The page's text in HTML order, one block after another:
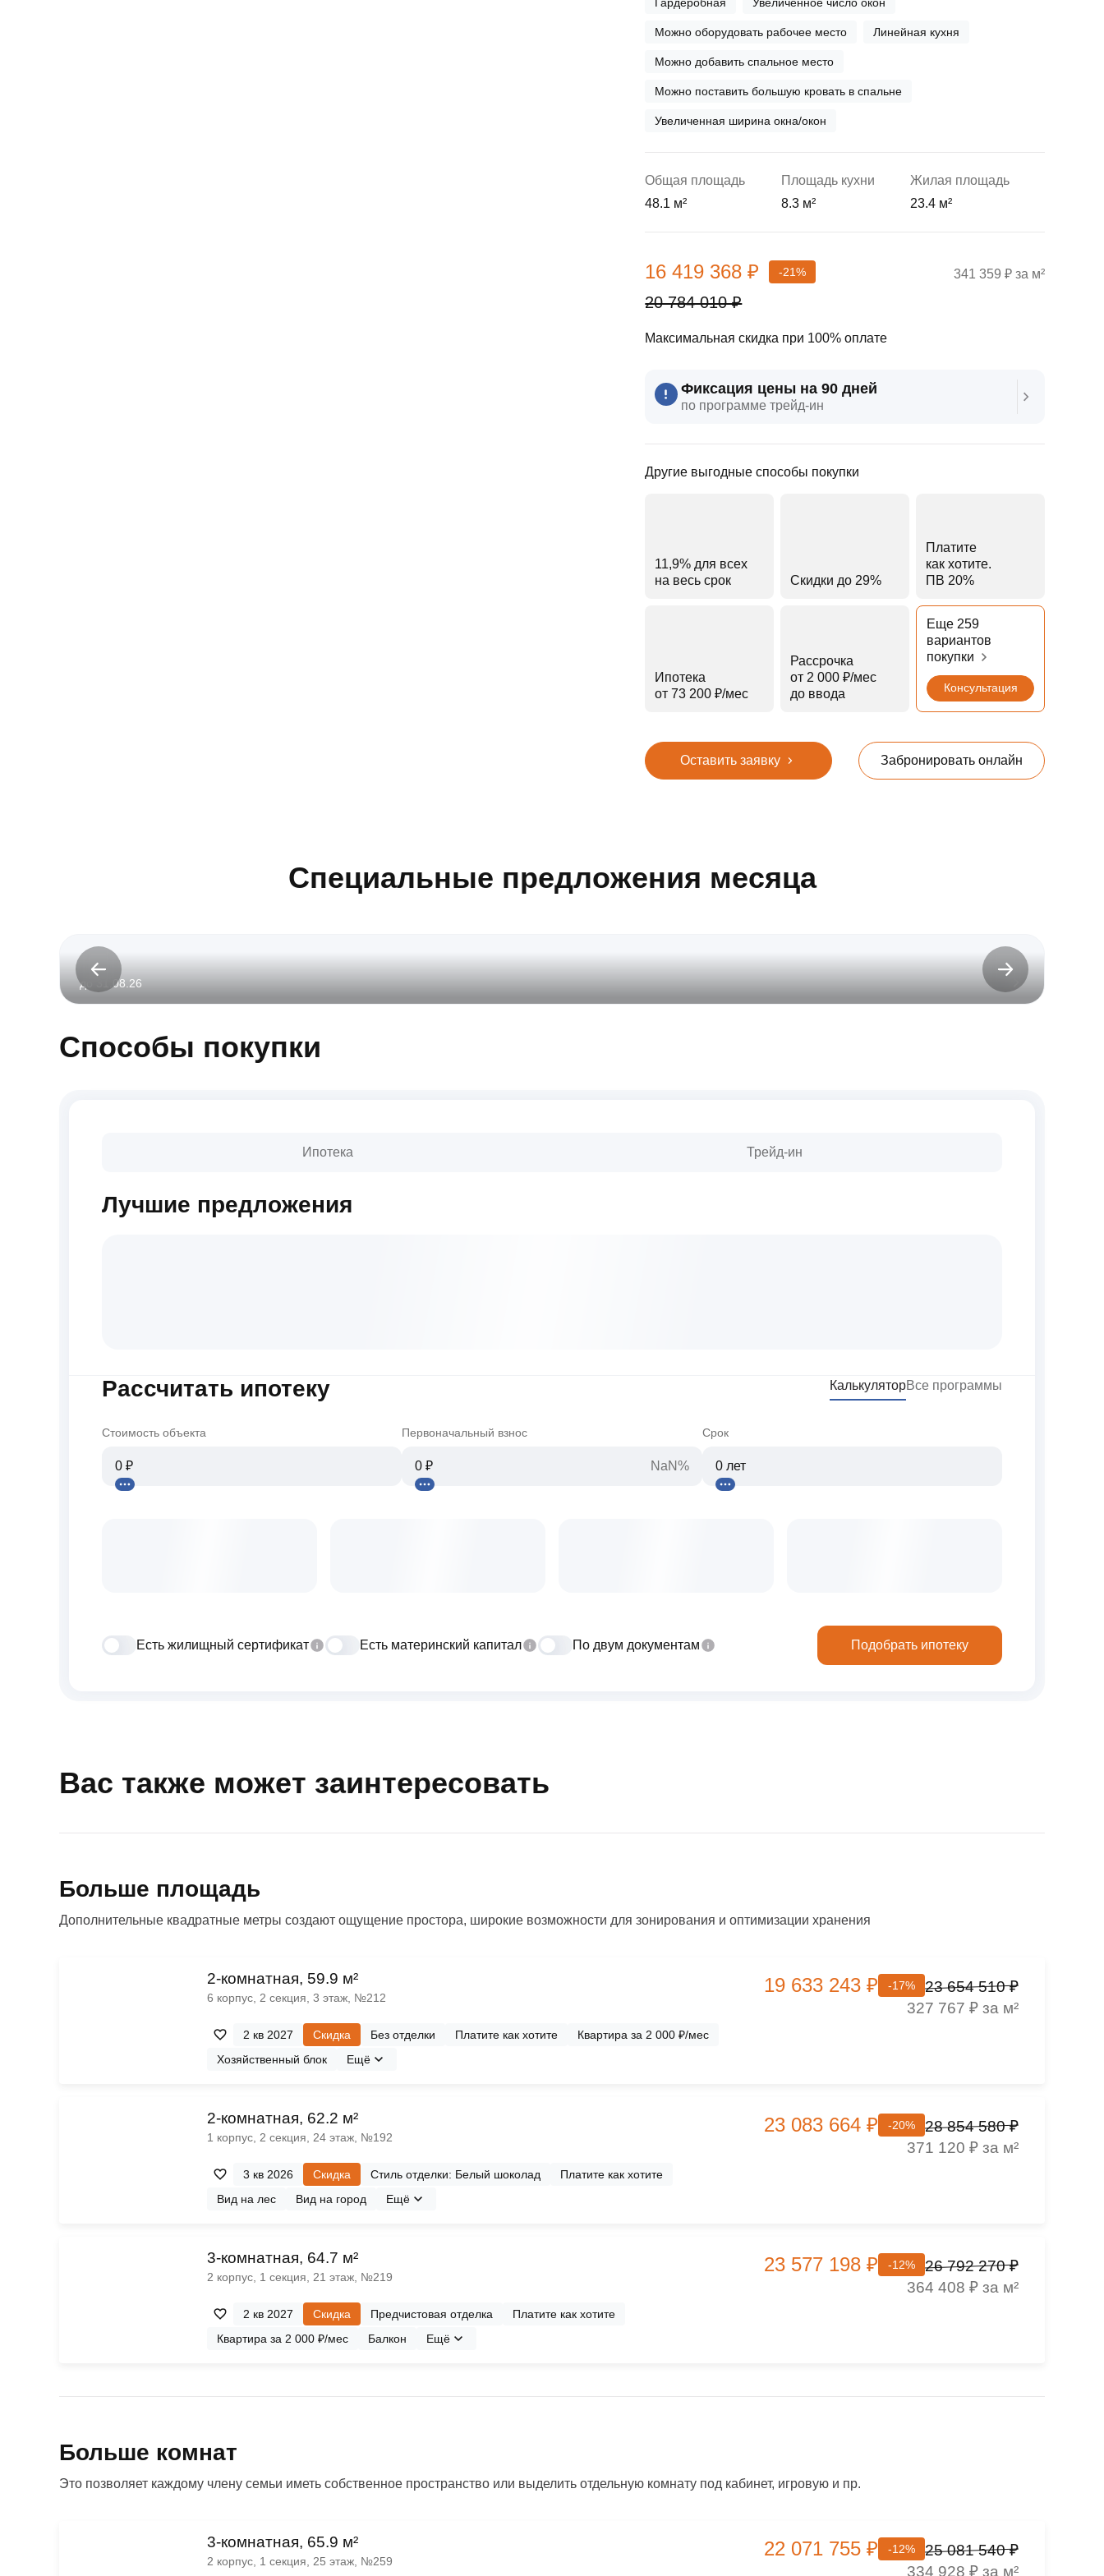
20 784 010 ₽
16 419 368 ₽ -21%
Максимальная скидка при 100% оплате
Фиксация цены на 90 дней
по программе трейд‑ин
Другие выгодные способы покупки
11,9% для всех
на весь срок
Скидки до 29%
Платите
как хотите.
ПВ 20%
Ипотека
от 73 200 ₽⁠/⁠мес
Рассрочка
от 2 000 ₽⁠/⁠мес
до ввода
Еще 259
вариантов
покупки
Консультация
341 359 ₽ за м²
Оставить заявку Забронировать онлайн
Можно оборудовать рабочее место Линейная кухня
Можно добавить спальное место
Можно поставить большую кровать в спальне
Увеличенная ширина окна/окон
Общая площадь
48.1 м²
Площадь кухни
8.3 м²
Жилая площадь
23.4 м²
Специальные предложения месяца
до 31.08.26
Способы покупки
Ипотека Трейд-ин
Лучшие предложения
КалькуляторВсе программы
Рассчитать ипотеку
Стоимость объекта Первоначальный взнос
NaN%
Срок
Есть жилищный сертификат Есть материнский капитал По двум документам Подобрать ипотеку
Вас также может заинтересовать
Больше площадь
Дополнительные квадратные метры создают ощущение простора, широкие возможности для зонирования и оптимизации хранения
2-комнатная, 59.9 м²
6 корпус, 2 секция, 3 этаж, №212
2 кв 2027 Скидка Без отделки Платите как хотите
Квартира за 2 000 ₽/мес
Хозяйственный блок
Ещё
19 633 243 ₽ -17%
23 654 510 ₽
327 767 ₽ за м²
2-комнатная, 62.2 м²
1 корпус, 2 секция, 24 этаж, №192
3 кв 2026 Скидка Стиль отделки: Белый шоколад
Платите как хотите
Вид на лес
Вид на город Ещё
23 083 664 ₽ -20%
28 854 580 ₽
371 120 ₽ за м²
3-комнатная, 64.7 м²
2 корпус, 1 секция, 21 этаж, №219
2 кв 2027 Скидка Предчистовая отделка
Платите как хотите
Квартира за 2 000 ₽/мес
Балкон Ещё
23 577 198 ₽ -12%
26 792 270 ₽
364 408 ₽ за м²
Больше комнат
Это позволяет каждому члену семьи иметь собственное пространство или выделить отдельную комнату под кабинет, игровую и пр.
3-комнатная, 65.9 м²
2 корпус, 1 секция, 25 этаж, №259
22 071 755 ₽ -12%
25 081 540 ₽
334 928 ₽ за м²